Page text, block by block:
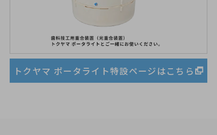
トクヤマ ポータライト特設ページはこちら